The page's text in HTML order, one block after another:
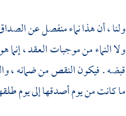
ولنا ، أن هذا نماء منفصل عن
ولا النماء من موجبات العقد ،
قبضه . فيكون النقص من ضمانه ،
ما كانت من يوم أصدقها إلى يوم